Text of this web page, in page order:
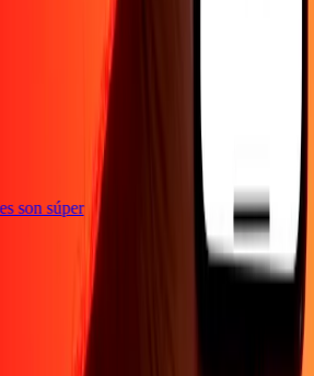
son súper